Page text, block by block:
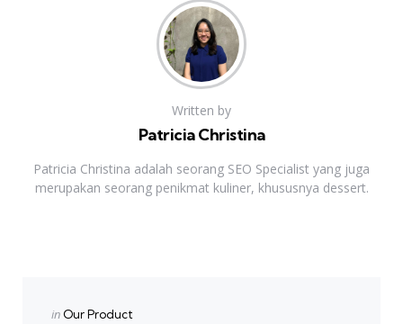
Written by
Patricia Christina
Patricia Christina adalah seorang SEO Specialist yang juga
merupakan seorang penikmat kuliner, khususnya dessert.
Posted
in Our Product